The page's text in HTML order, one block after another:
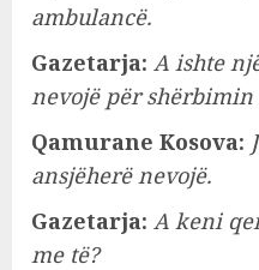
ambulancë.
Gazetarja: A ishte
nevojë për shërbimin
Qamurane Kosova:
ansjëherë nevojë.
Gazetarja: A keni
me të?